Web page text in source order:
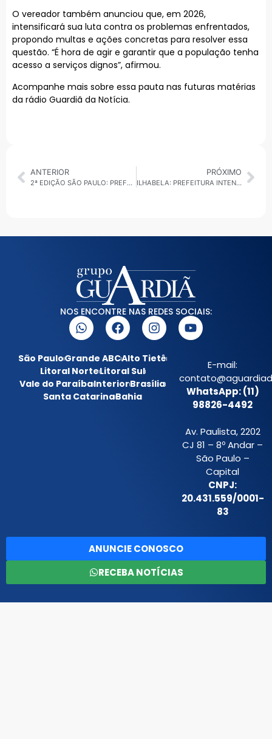
O vereador também anunciou que, em 2026,
intensificará sua luta contra os problemas enfrentados,
propondo multas e ações concretas para resolver essa
questão. “É hora de agir e garantir que a população tenha
acesso a serviços dignos”, afirmou.
Acompanhe mais sobre essa pauta nas futuras matérias
da rádio Guardiã da Notícia.
ANTERIOR
2ª EDIÇÃO SÃO PAULO: PREFEITURA PRESENTE E AGENDA URBANA
PRÓXIMO
ILHABELA: PREFEITURA INTENSIFICA AÇÕES CONTRA VIOLÊNCIA À MULHER NO CARNAVAL COM “TENDA ROXA” E ATENDIMENTO EM SAÚDE
NOS ENCONTRE NAS REDES SOCIAIS:
São PauloGrande ABCAlto Tietê
Litoral NorteLitoral Sul
Vale do ParaíbaInteriorBrasília
Santa CatarinaBahia
E-mail:
WhatsApp: (11)
98826-4492
Av. Paulista, 2202
CJ 81 – 8º Andar –
São Paulo –
Capital
CNPJ:
20.431.559/0001-
83
ANUNCIE CONOSCO
RECEBA NOTÍCIAS